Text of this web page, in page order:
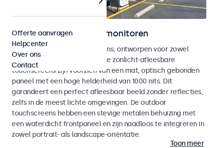
Outdoor touchscreen monitoren
Weersbestendige touchscreens, ontworpen voor zowel
binnen- als buitengebruik. Deze zonlicht-afleesbare
touchscreens zijn voorzien van een mat, optisch gebonden
paneel met een hoge helderheid van 1000 nits. Dit
garandeert een perfect afleesbaar beeld zonder reflecties,
zelfs in de meest lichte omgevingen. De outdoor
touchscreens hebben een stevige metalen behuizing met
een waterdicht frontpaneel en zijn naadloos te integreren in
zowel portrait- als landscape-oriëntatie.
Toon meer
Offerte aanvragen
Helpcenter
Over ons
Contact